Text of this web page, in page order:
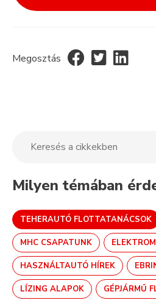
Megosztás
Milyen témában
TEHERAUTÓ FLOTTATANÁCSOK
MHC CSAPATUNK
HASZNÁLTAUTÓ HÍREK
LÍZING ALAPOK GÉPJÁRMŰ